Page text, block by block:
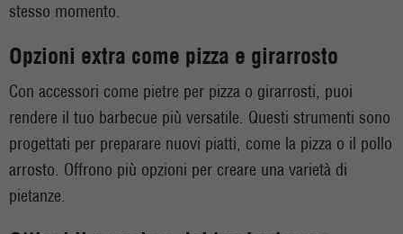
stesso momento.
Opzioni extra come pizza e girarrosto
Con accessori come pietre per pizza o girarrosti, puoi
rendere il tuo barbecue più versatile. Questi strumenti sono
progettati per preparare nuovi piatti, come la pizza o il pollo
arrosto. Offrono più opzioni per creare una varietà di
pietanze.